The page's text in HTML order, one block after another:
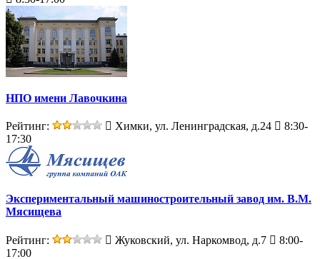
НПО имени Лавочкина
Рейтинг: Химки, ул. Ленинградская, д.24
8:30-
17:30
Экспериментальный машиностроительный завод им. В.М.
Мясищева
Рейтинг: Жуковский, ул. Наркомвод, д.7
8:00-
17:00